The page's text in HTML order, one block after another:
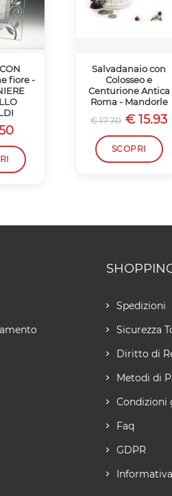
fiore -
Salvadanaio con
Colosseo e
Centurione Antica
Roma - Mandorle
€ 17.70 € 15.93
SCOPRI
Spedizioni
Sicurezza
Diritto di
Metodi di
Condizioni
Faq
GDPR